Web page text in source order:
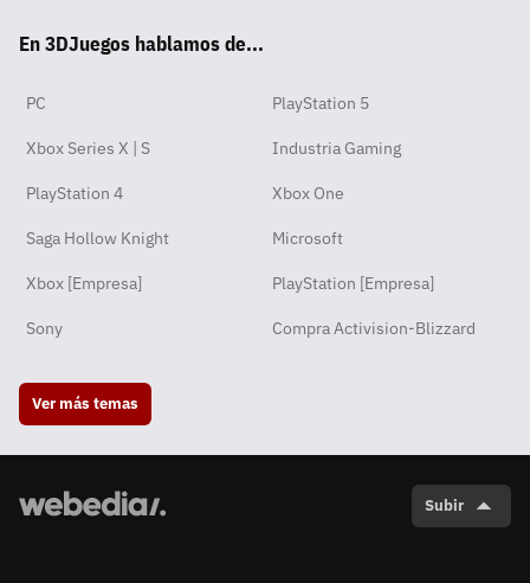
pp
ok
En 3DJuegos hablamos de...
PC PlayStation 5
Xbox Series X | S Industria Gaming
PlayStation 4 Xbox One
Saga Hollow Knight Microsoft
Xbox [Empresa] PlayStation [Empresa]
Sony Compra Activision-Blizzard
Ver más temas
Subir